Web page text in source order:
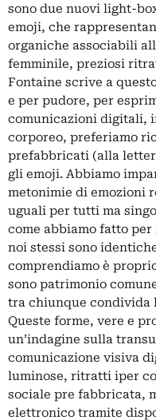
sono due nuovi light-
emoji, che
organiche associabili
femminile, preziosi
Fontaine scrive a
e per pudore, per
comunicazioni digitali,
corporeo, preferiamo
prefabbricati (alla
gli emoji. Abbiamo
metonimie di emozioni
uguali per tutti ma
come abbiamo fatto
noi stessi sono
comprendiamo è
sono patrimonio
tra chiunque condivida
Queste forme, vere e
un’indagine sulla
comunicazione visiva
luminose, ritratti iper
sociale pre fabbricata,
elettronico tramite